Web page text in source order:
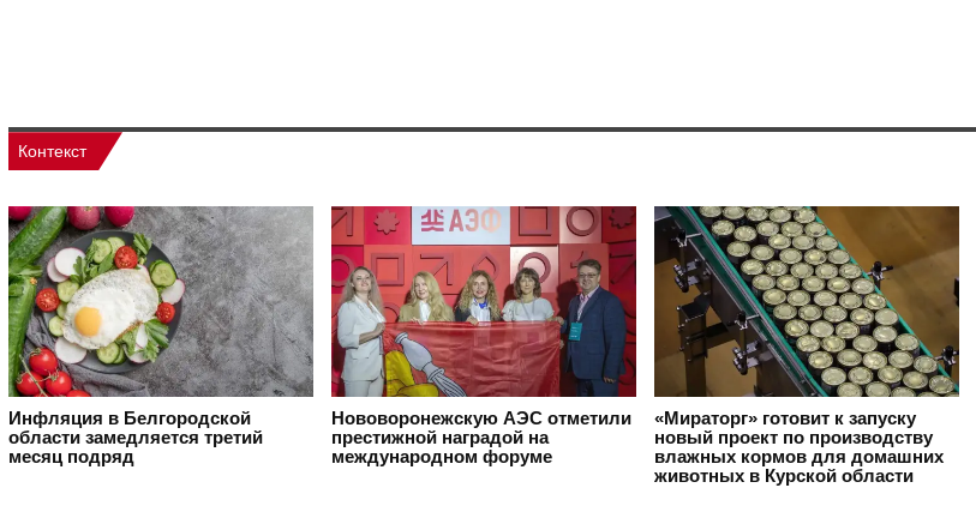
Контекст
Инфляция в Белгородской
области замедляется третий
месяц подряд
Нововоронежскую АЭС отметили
престижной наградой на
международном форуме
«Мираторг» готовит к запуску
новый проект по производству
влажных кормов для домашних
животных в Курской области